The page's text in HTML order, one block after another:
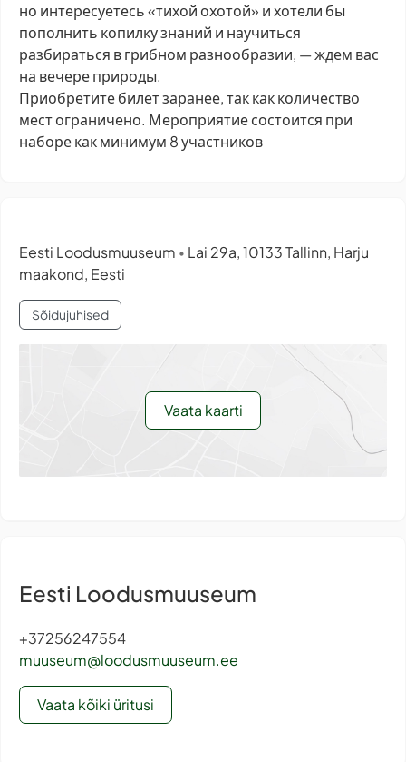
но интересуетесь «тихой охотой» и хотели бы
пополнить копилку знаний и научиться
разбираться в грибном разнообразии, — ждем вас
на вечере природы.
Приобретите билет заранее, так как количество
мест ограничено. Мероприятие состоится при
наборе как минимум 8 участников
Eesti Loodusmuuseum • Lai 29a, 10133 Tallinn, Harju
maakond, Eesti
Sõidujuhised
Vaata kaarti
Eesti Loodusmuuseum
+37256247554
muuseum@loodusmuuseum.ee
Vaata kõiki üritusi